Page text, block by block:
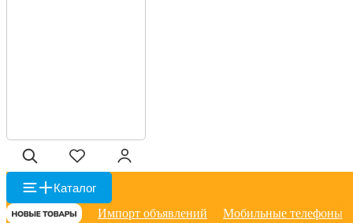
Каталог
Импорт объявлений
Мобильные телефоны